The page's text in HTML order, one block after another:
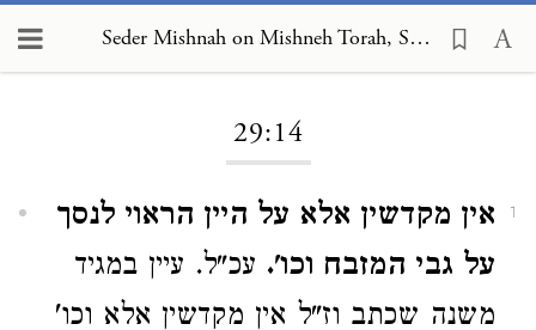
Seder Mishnah on Mishneh Torah, Sabbath 29:14
29:14
1
אין מקדשין אלא על היין הראוי לנסך
על גבי המזבח וכו'. עכ"ל. עיין במגיד
משנה שכתב וז"ל אין מקדשין אלא וכו'